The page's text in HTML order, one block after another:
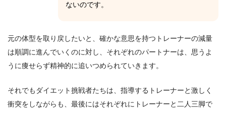
ないのです。
元の体型を取り戻したいと、確かな意思を持つトレーナーの減量
は順調に進んでいくのに対し、それぞれのパートナーは、思うよ
うに痩せらず精神的に追いつめられていきます。
それでもダイエット挑戦者たちは、指導するトレーナーと激しく
衝突をしながらも、最後にはそれぞれにトレーナーと二人三脚で